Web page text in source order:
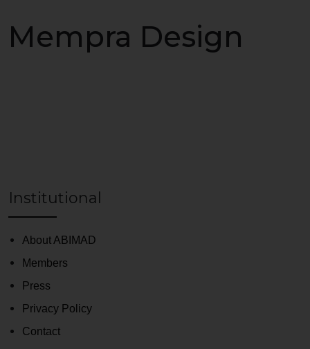
Mempra Design
Institutional
About ABIMAD
Members
Press
Privacy Policy
Contact